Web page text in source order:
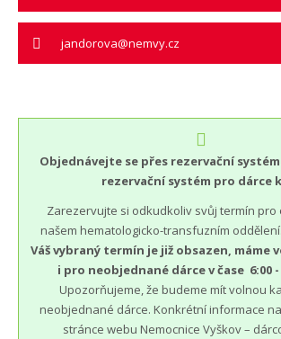
jandorova@nemvy.cz
Objednávejte se přes rezervační
rezervační systém pro dárce
Zarezervujte si odkudkoliv svůj termín pro
našem hematologicko-transfuzním oddělení.
Váš vybraný termín je již obsazen, máme
i pro neobjednané dárce v čase 6:00
Upozorňujeme, že budeme mít volnou
neobjednané dárce. Konkrétní informace
stránce webu Nemocnice Vyškov –